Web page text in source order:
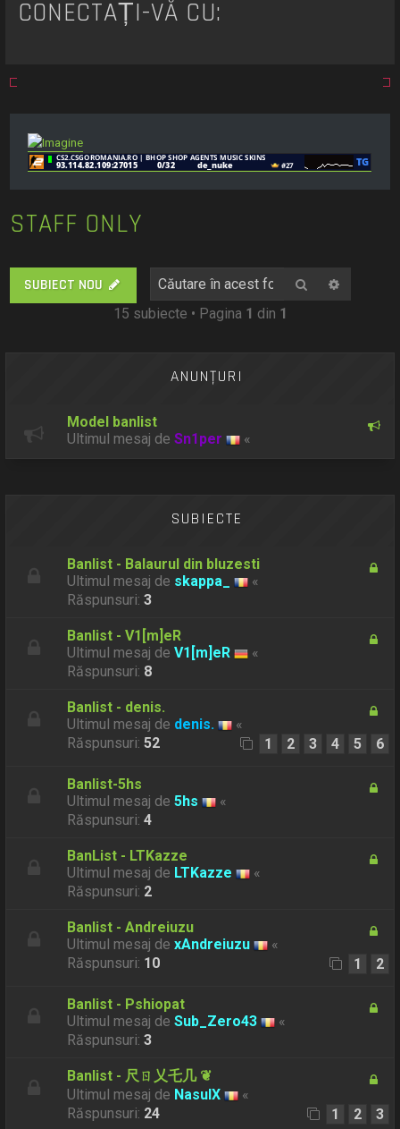
CONECTAȚI-VĂ CU:
STAFF ONLY
SUBIECT NOU Căutare
15 subiecte • Pagina 1 din 1
ANUNŢURI
Model banlist
Ultimul mesaj deSn1per «
SUBIECTE
Banlist - Balaurul din bluzesti
Ultimul mesaj de skappa_
«
Răspunsuri:3
Banlist - V1[m]eR
Ultimul mesaj deV1[m]eR
«
Răspunsuri: 8
Banlist - denis.
Ultimul mesaj de denis.
«
Răspunsuri:52 1 2 3 4 5 6
Banlist-5hs
Ultimul mesaj de5hs
«
Răspunsuri:4
BanList - LTKazze
Ultimul mesaj de LTKazze
«
Răspunsuri: 2
Banlist - Andreiuzu
Ultimul mesaj dexAndreiuzu
«
Răspunsuri: 10 1 2
Banlist - Pshiopat
Ultimul mesaj deSub_Zero43
«
Răspunsuri:3
Banlist - 尺ㄖ乂乇几 ❦
Ultimul mesaj de NasulX
«
Răspunsuri: 24 1 2 3